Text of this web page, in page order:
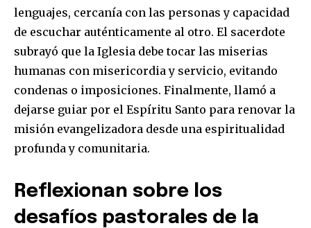
lenguajes, cercanía con las personas y capacidad
de escuchar auténticamente al otro. El sacerdote
subrayó que la Iglesia debe tocar las miserias
humanas con misericordia y servicio, evitando
condenas o imposiciones. Finalmente, llamó a
dejarse guiar por el Espíritu Santo para renovar la
misión evangelizadora desde una espiritualidad
profunda y comunitaria.
Reflexionan sobre los
desafíos pastorales de la